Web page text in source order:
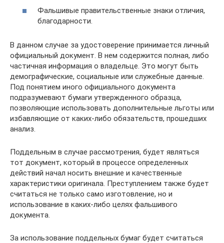
Фальшивые правительственные знаки отличия,
благодарности.
В данном случае за удостоверение принимается личный
официальный документ. В нем содержится полная, либо
частичная информация о владельце. Это могут быть
демографические, социальные или служебные данные.
Под понятием иного официального документа
подразумевают бумаги утвержденного образца,
позволяющие использовать дополнительные льготы или
избавляющие от каких-либо обязательств, прошедших
анализ.
Поддельным в случае рассмотрения, будет являться
тот документ, который в процессе определенных
действий начал носить внешние и качественные
характеристики оригинала. Преступлением также будет
считаться не только само изготовление, но и
использование в каких-либо целях фальшивого
документа.
За использование поддельных бумаг будет считаться